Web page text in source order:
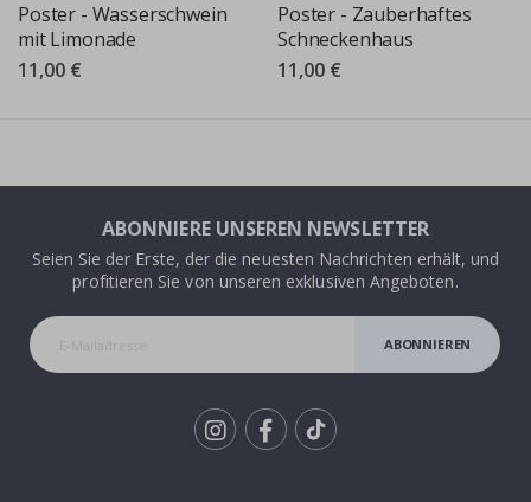
Poster - Wasserschwein
mit Limonade
11,00 €
Poster - Zauberhaftes
Schneckenhaus
11,00 €
ABONNIERE UNSEREN NEWSLETTER
Seien Sie der Erste, der die neuesten Nachrichten erhält, und
profitieren Sie von unseren exklusiven Angeboten.
ABONNIEREN